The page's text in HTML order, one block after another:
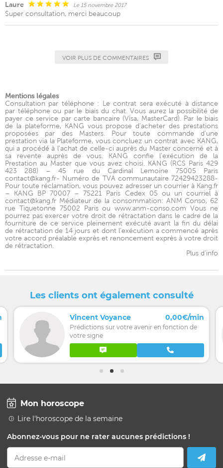
Laure Le 15 novembre 2017
Super consultation, merci beaucoup
VOIR PLUS DE COMMENTAIRES
Mentions légales
Consultation par téléphone : Le contrat sera exécuté à distance
par téléphone ou par le biais du chat. Vous aurez la possibilité de
payer ce service par carte bancaire (Visa, MasterCard). Par le biais
de la plateforme, KANG vous propose d'acheter des prestations
proposées par des Masters. Pour toute commande d'une
prestation via la Plateforme, vous concluez un contrat avec KANG,
qui a procédé à l'achat de celle-ci auprès du Master concerné et à
sa revente auprès de vous. KANG confie l'exécution de la
Prestation au Master que vous avez choisi. KANG (RCS Paris 429
423 288) – 45 rue du Cardinal Lemoine 75005 Paris
contact@kang.fr- Numéro de TVA communautaire 72429423288-
Pour toute réclamation, vous pouvez adresser un courrier à Kang.fr
– KANG BP 70007 – 75221 Paris Cedex 05 ou un courriel à
contact@kang.fr Médiateur de la consommation: ANM Conso, 62
rue Tiquetonne 75002 Paris ou www.anm-conso.com Vous ne
pourrez pas exercer votre droit de rétractation dans le cadre de la
fourniture de ce service pleinement exécuté avant la fin du délai
de rétractation de 14 jours et dont l’exécution a commencé après
votre accord préalable exprès et renoncement exprès à votre droit
de rétractation.
Plus d'info
Les clients ont également consulté
Vincent Voyance 0,00€/min
Prédictions sur votre avenir en fonction de
votre signe
Mon horoscope
Lire l'horoscope de la semaine
Abonnez-vous pour ne rater aucunes prédictions !
Adresse e-mail